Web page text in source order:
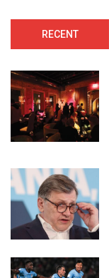
RECENT